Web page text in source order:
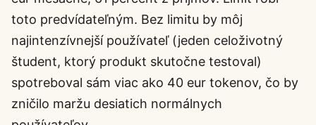
toto predvídateľným. Bez limitu by môj
najintenzívnejší používateľ (jeden celoživotný
študent, ktorý produkt skutočne testoval)
spotreboval sám viac ako 40 eur tokenov, čo by
zničilo maržu desiatich normálnych